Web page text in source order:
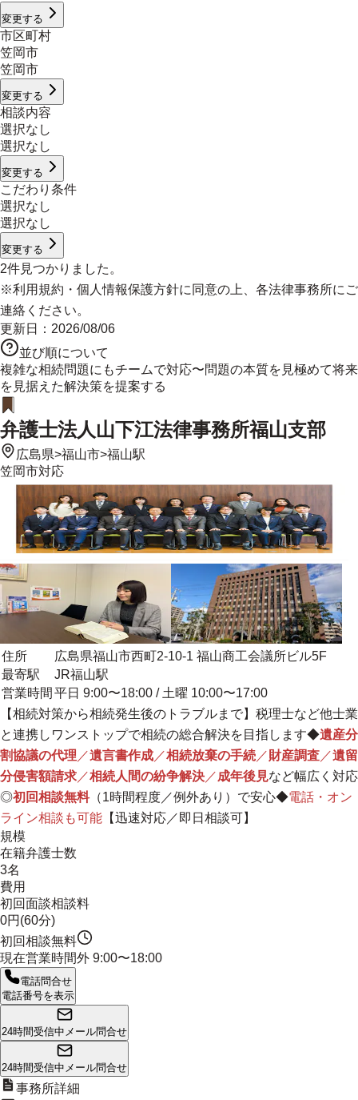
変更する
市区町村
笠岡市
笠岡市
変更する
相談内容
選択なし
選択なし
変更する
こだわり条件
選択なし
選択なし
変更する
2件見つかりました。
※利用規約 ・ 個人情報保護方針に同意の上、各法律事務所にご
連絡ください。
更新日： 2026/08/06
並び順について
複雑な相続問題にもチームで対応〜問題の本質を見極めて将来
を見据えた解決策を提案する
弁護士法人山下江法律事務所福山支部
広島県>福山市>福山駅
笠岡市対応
住所
広島県福山市西町2-10-1 福山商工会議所ビル5F
最寄駅
JR福山駅
営業時間 平日 9:00〜18:00 / 土曜 10:00〜17:00
【相続対策から相続発生後のトラブルまで】税理士など他士業
と連携しワンストップで相続の総合解決を目指します◆遺産分
割協議の代理 ／遺言書作成 ／相続放棄の手続 ／財産調査 ／遺留
分侵害額請求 ／相続人間の紛争解決 ／成年後見など幅広く対応
◎初回相談無料（1時間程度／例外あり）で安心◆電話・オン
ライン相談も可能 【迅速対応／即日相談可】
規模
在籍弁護士数
3名
費用
初回面談相談料
0円(60分)
初回相談無料
現在営業時間外 9:00〜18:00
電話問合せ
電話番号を表示
24時間受信中 メール問合せ
24時間受信中 メール問合せ
事務所詳細